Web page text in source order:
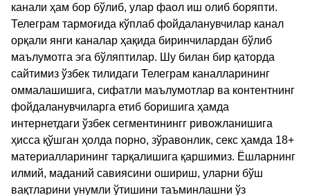
канали ҳам бор бўлиб, улар фаол иш олиб боряпти.
Телеграм тармоғида кўплаб фойдаланувчилар канал
орқали янги каналар ҳақида биринчилардан бўлиб
маълумотга эга бўляптилар. Шу билан бир қаторда
сайтимиз ўзбек тилидаги Телеграм каналларининг
оммалашишига, сифатли маълумотлар ва контентнинг
фойдаланувчиларга етиб боришига ҳамда
интернетдаги ўзбек сегментинингг ривожланишига
ҳисса қўшган ҳолда порно, зўравонлик, секс ҳамда 18+
материалларининг тарқалишига қаршимиз. Ёшларнинг
илмий, маданий савиясини ошириш, уларни бўш
вақтларини унумли ўтишини таъминлашни ўз